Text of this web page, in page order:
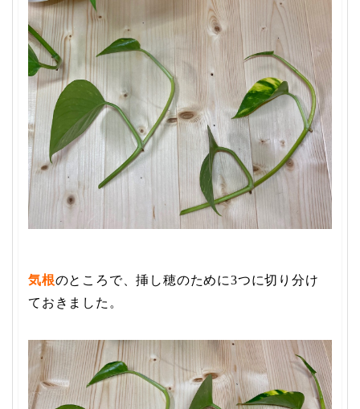
気根のところで、挿し穂のために3つに切り分け
ておきました。